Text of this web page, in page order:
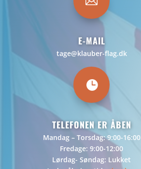
E-MAIL
tage@klauber-flag.dk

TELEFONEN ER ÅBEN
Mandag – Torsdag: 9:00-16:00
Fredage: 9:00-12:00
Lørdag- Søndag: Lukket